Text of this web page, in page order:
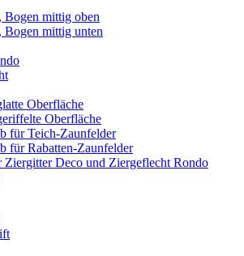
Bogen mittig oben
Bogen mittig unten
Oberfläche
Oberfläche
für Teich-Zaunfelder
für Rabatten-Zaunfelder
Ziergitter Deco und Ziergeflecht Rondo